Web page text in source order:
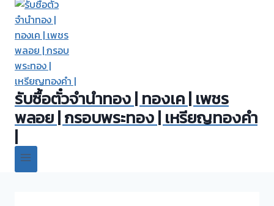
รับซื้อตั๋วจำนำทอง | ทองเค | เพชร
พลอย | กรอบพระทอง | เหรียญทองคำ
|